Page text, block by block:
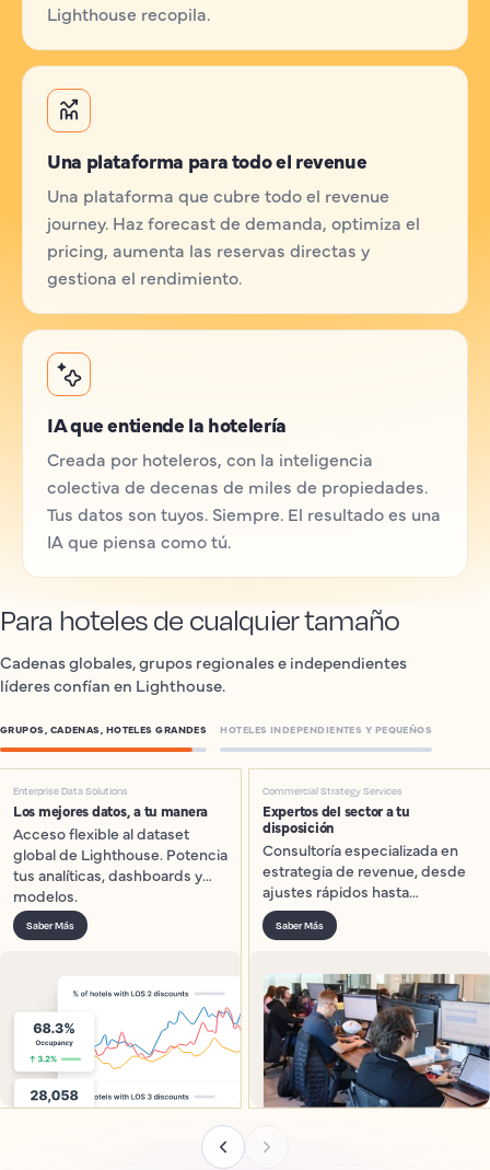
Lighthouse recopila.
Una plataforma para todo el revenue
Una plataforma que cubre todo el revenue
journey. Haz forecast de demanda, optimiza el
pricing, aumenta las reservas directas y
gestiona el rendimiento.
IA que entiende la hotelería
Creada por hoteleros, con la inteligencia
colectiva de decenas de miles de propiedades.
Tus datos son tuyos. Siempre. El resultado es una
IA que piensa como tú.
Para hoteles de cualquier tamaño
Cadenas globales, grupos regionales e independientes
líderes confían en Lighthouse.
GRUPOS, CADENAS, HOTELES GRANDES HOTELES INDEPENDIENTES Y PEQUEÑOS
Enterprise Data Solutions
Los mejores datos, a tu manera
Acceso flexible al dataset
global de Lighthouse. Potencia
tus analíticas, dashboards y
modelos.
Saber Más
Commercial Strategy Services
Expertos del sector a tu
disposición
Consultoría especializada en
estrategia de revenue, desde
ajustes rápidos hasta
roadmaps a largo plazo.
Saber Más